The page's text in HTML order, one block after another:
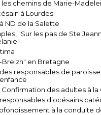
les chemins de Marie-
à Lourdes
ND de la Salette
"Sur les pas de Ste
Breizh" en Bretagne
responsables de
des adultes à la
diocésains
à la conduite